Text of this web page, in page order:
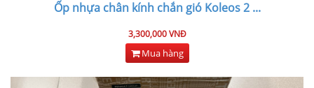
Ốp nhựa chân kính chắn gió Koleos 2...
3,300,000 VNĐ
Mua hàng